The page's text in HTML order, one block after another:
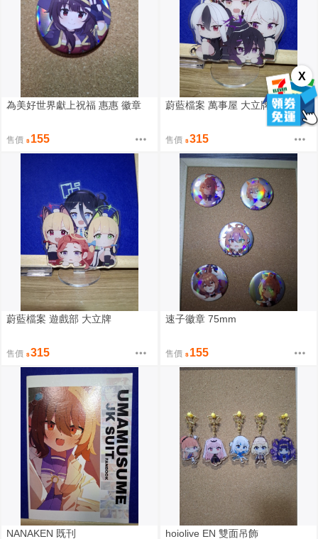
X
為美好世界獻上祝福 惠惠 徽章
售價 155
蔚藍檔案 萬事屋 大立牌
售價 315
蔚藍檔案 遊戲部 大立牌
售價 315
速子徽章 75mm
售價 155
NANAKEN 既刊 hoiolive EN 雙面吊飾